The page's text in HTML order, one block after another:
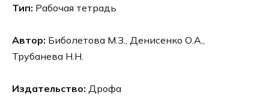
Тип: Рабочая тетрадь
Автор: Биболетова М.З., Денисенко О.А.,
Трубанева Н.Н.
Издательство: Дрофа